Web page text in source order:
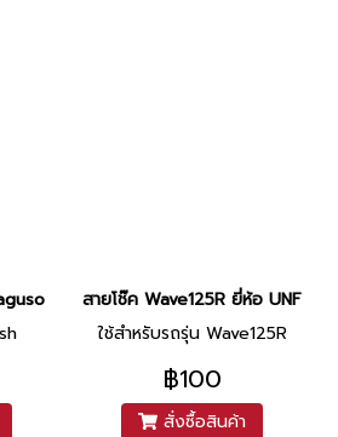
สายโช๊ค Wave125R ยี่ห้อ UNF
ใช้สำหรับรถรุ่น Wave125R
฿100
สั่งซื้อสินค้า